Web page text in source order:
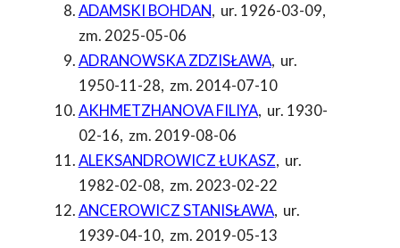
ADAMSKI BOHDAN, ur. 1926-03-09,
zm. 2025-05-06
ADRANOWSKA ZDZISŁAWA, ur.
1950-11-28, zm. 2014-07-10
AKHMETZHANOVA FILIYA, ur. 1930-
02-16, zm. 2019-08-06
ALEKSANDROWICZ ŁUKASZ, ur.
1982-02-08, zm. 2023-02-22
ANCEROWICZ STANISŁAWA, ur.
1939-04-10, zm. 2019-05-13